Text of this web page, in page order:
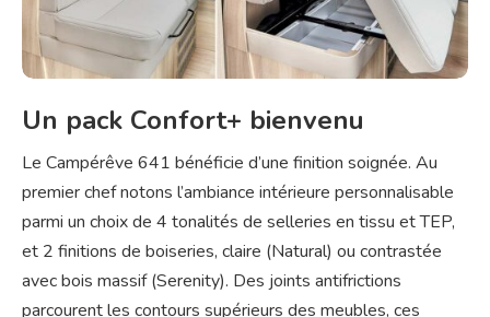
Un pack Confort+ bienvenu
Le Campérêve 641 bénéficie d’une finition soignée. Au
premier chef notons l’ambiance intérieure personnalisable
parmi un choix de 4 tonalités de selleries en tissu et TEP,
et 2 finitions de boiseries, claire (Natural) ou contrastée
avec bois massif (Serenity). Des joints antifrictions
parcourent les contours supérieurs des meubles, ces